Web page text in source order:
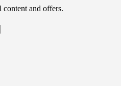
and offers.